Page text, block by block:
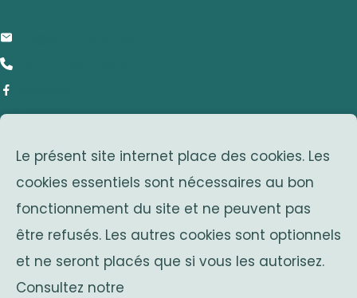
Le présent site internet place des cookies. Les
cookies essentiels sont nécessaires au bon
fonctionnement du site et ne peuvent pas
être refusés. Les autres cookies sont optionnels
et ne seront placés que si vous les autorisez.
Consultez notre
adresse
Avenue Franklin Roosevelt 25
1050 Bruxelles
Belgium
associations sœurs
Solidaritas